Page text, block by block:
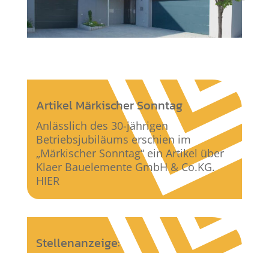
Artikel Märkischer Sonntag
Anlässlich des 30-jährigen
Betriebsjubiläums erschien im
„Märkischer Sonntag“ ein Artikel über
Klaer Bauelemente GmbH & Co.KG.
HIER
Stellenanzeige: